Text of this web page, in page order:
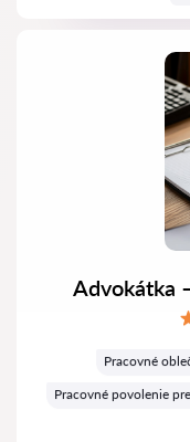
Advokátka
Pracovné
Pracovné povolenie